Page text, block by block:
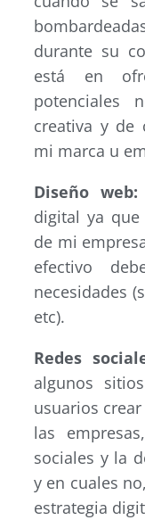
durante su
está en
potenciales
creativa y de
mi marca u
Diseño web:
digital ya
de mi
efectivo
necesidades
etc).
Redes
algunos
usuarios
las
sociales y la
y en cuales
estrategia